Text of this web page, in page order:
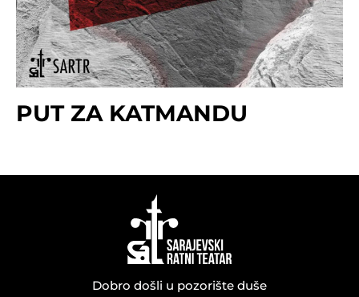
PUT ZA KATMANDU
Dobro došli u pozorište duše